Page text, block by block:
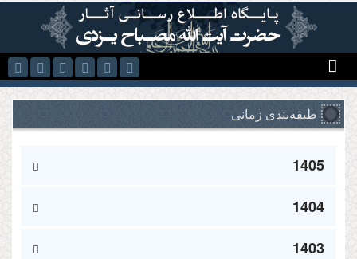
رفتن به محتوای اصلی
طبقه‌بندی زمانی
1405
1404
1403